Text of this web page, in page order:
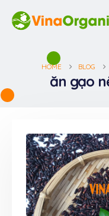
HOME BLOG
ăn gạo